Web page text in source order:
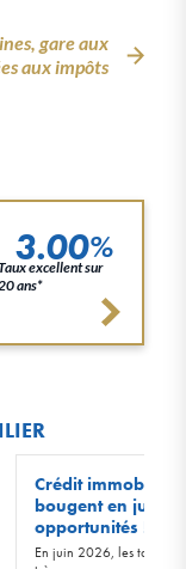
gare aux
aux impôts
3.00%
excellent sur
ans*
Crédit immobilier
bougent en juin
opportunités !
En juin 2026, les taux